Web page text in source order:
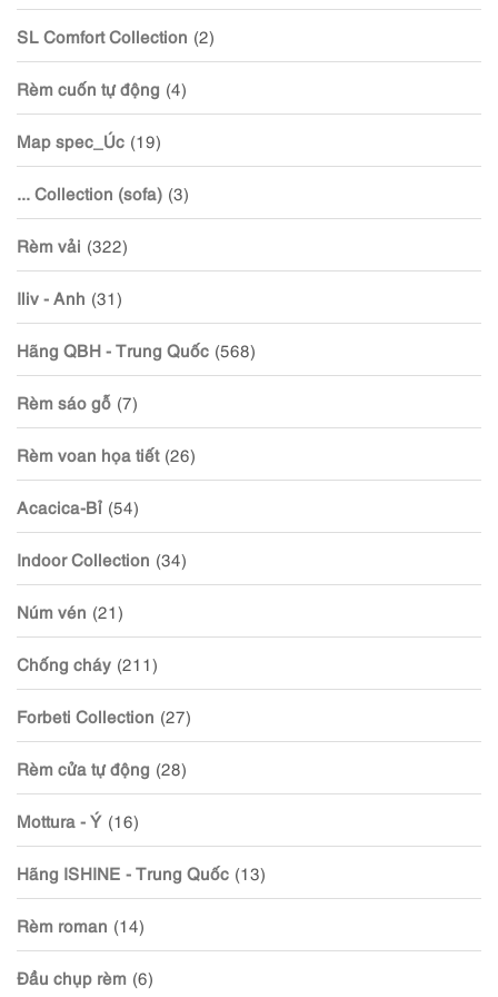
SL Comfort Collection (2)
Rèm cuốn tự động (4)
Map spec_Úc (19)
... Collection (sofa) (3)
Rèm vải (322)
Iliv - Anh (31)
Hãng QBH - Trung Quốc (568)
Rèm sáo gỗ (7)
Rèm voan họa tiết (26)
Acacica-Bỉ (54)
Indoor Collection (34)
Núm vén (21)
Chống cháy (211)
Forbeti Collection (27)
Rèm cửa tự động (28)
Mottura - Ý (16)
Hãng ISHINE - Trung Quốc (13)
Rèm roman (14)
Đầu chụp rèm (6)